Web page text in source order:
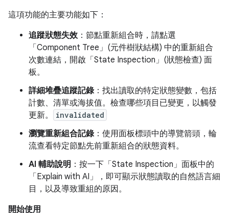
這項功能的主要功能如下：
追蹤狀態失效 ：節點重新組合時，請點選
「Component Tree」(元件樹狀結構) 中的重新組合
次數連結，開啟「State Inspection」(狀態檢查) 面
板。
詳細堆疊追蹤記錄：找出讀取的特定狀態變數，包括
計數、清單或海拔值。檢查哪些項目已變更，以觸發
更新。
invalidated
瀏覽重新組合記錄：使用面板標頭中的導覽箭頭，輪
流查看特定節點先前重新組合的狀態資料。
AI 輔助說明 ：按一下「State Inspection」面板中的
「Explain with AI」
，即可顯示狀態讀取的自然語言細
目，以及導致重組的原因。
開始使用